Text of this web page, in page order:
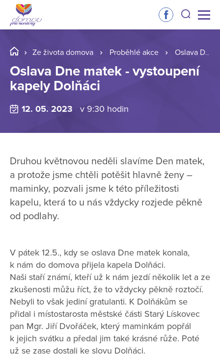
Ze života domova Proběhlé akce Oslava Dne matek - vystoupení kapely Dolňáci
Oslava Dne matek - vystoupení
kapely Dolňáci
12. 05. 2023 v 9:30 hodin
Druhou květnovou neděli slavíme Den matek,
a protože jsme chtěli potěšit hlavně ženy –
maminky, pozvali jsme k této příležitosti
kapelu, která to u nás vždycky rozjede pěkně
od podlahy.
V pátek 12.5., kdy se oslava Dne matek konala,
k nám do domova přijela kapela Dolňáci.
Naši staří známí, kteří už k nám jezdí několik let a ze
zkušenosti můžu říct, že to vždycky pěkně roztočí.
Nebyli to však jediní gratulanti. K Dolňákům se
přidal i místostarosta městské části Starý Lískovec
pan Mgr. Jiří Dvořáček, který maminkám popřál
k jejich svátku a předal jim také krásné růže. Poté
už se zase dostali ke slovu Dolňáci.